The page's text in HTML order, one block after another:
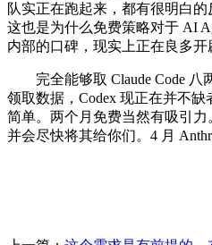
队实正在跑起来，都有很明白
这也是为什么免费策略对于 AI
内部的口碑，现实上正在良多
完全能够取 Claude Code 八
领取数据，Codex 现正在并不
简单。两个月免费当然有吸引
并会尽快将其给你们。4 月